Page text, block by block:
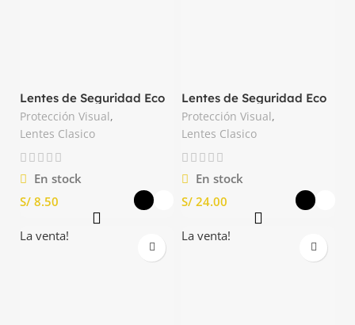
Lentes de Seguridad Eco
HC 3M
Protección Visual,
Lentes Clasico
En stock
S/
Lentes de Seguridad Eco
Intensity HC Zeus
Protección Visual,
Lentes Clasico
En stock
S/
La venta! La venta!